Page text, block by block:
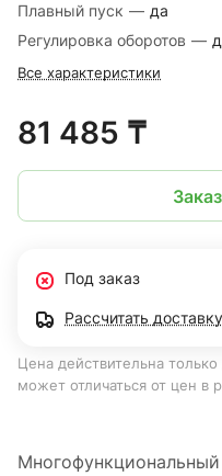
Плавный пуск — да
Регулировка оборотов —
Все характеристики
81 485 ₸
Под заказ
Рассчитать доставку
Цена действительна
может отличаться от цен в